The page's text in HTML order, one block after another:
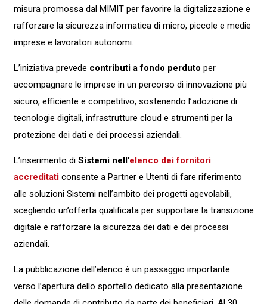
misura promossa dal MIMIT per favorire la digitalizzazione e
rafforzare la sicurezza informatica di micro, piccole e medie
imprese e lavoratori autonomi.
L’iniziativa prevede contributi a fondo perduto per
accompagnare le imprese in un percorso di innovazione più
sicuro, efficiente e competitivo, sostenendo l’adozione di
tecnologie digitali, infrastrutture cloud e strumenti per la
protezione dei dati e dei processi aziendali.
L’inserimento di Sistemi nell’elenco dei fornitori
accreditaticonsente a Partner e Utenti di fare riferimento
alle soluzioni Sistemi nell’ambito dei progetti agevolabili,
scegliendo un’offerta qualificata per supportare la transizione
digitale e rafforzare la sicurezza dei dati e dei processi
aziendali.
La pubblicazione dell’elenco è un passaggio importante
verso l’apertura dello sportello dedicato alla presentazione